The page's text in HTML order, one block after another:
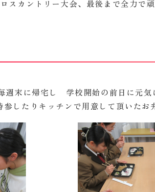
スカントリー大会、最後まで全力で
週末に帰宅し 学校開始の前日に元気
したりキッチンで用意して頂いたお